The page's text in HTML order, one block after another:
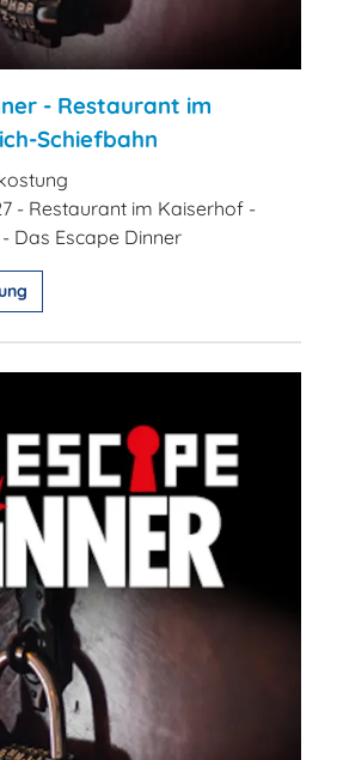
- Restaurant im
Schiefbahn
- Restaurant im Kaiserhof -
Das Escape Dinner